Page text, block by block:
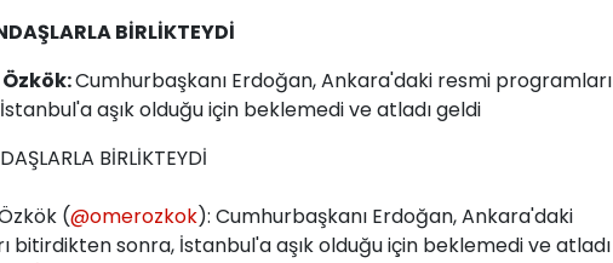
BİRLİKTEYDİ
Özkök:Cumhurbaşkanı Erdoğan, Ankara'daki resmi programları
aşık olduğu için beklemedi ve atladı geldi
BİRLİKTEYDİ
(@omerozkok): Cumhurbaşkanı Erdoğan, Ankara'daki
bitirdikten sonra, İstanbul'a aşık olduğu için beklemedi ve atladı